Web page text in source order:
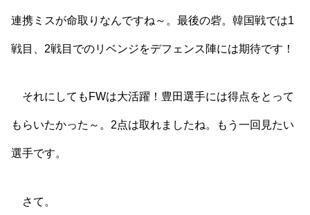
連携ミスが命取りなんですね～。最後の砦。韓国戦では1
戦目、2戦目でのリベンジをデフェンス陣には期待です！
それにしてもFWは大活躍！豊田選手には得点をとって
もらいたかった～。2点は取れましたね。もう一回見たい
選手です。
さて。